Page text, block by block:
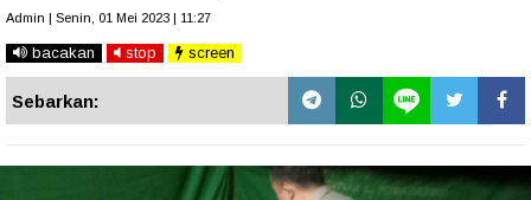
Admin | Senin, 01 Mei 2023 | 11:27
bacakan stop screen
Sebarkan: